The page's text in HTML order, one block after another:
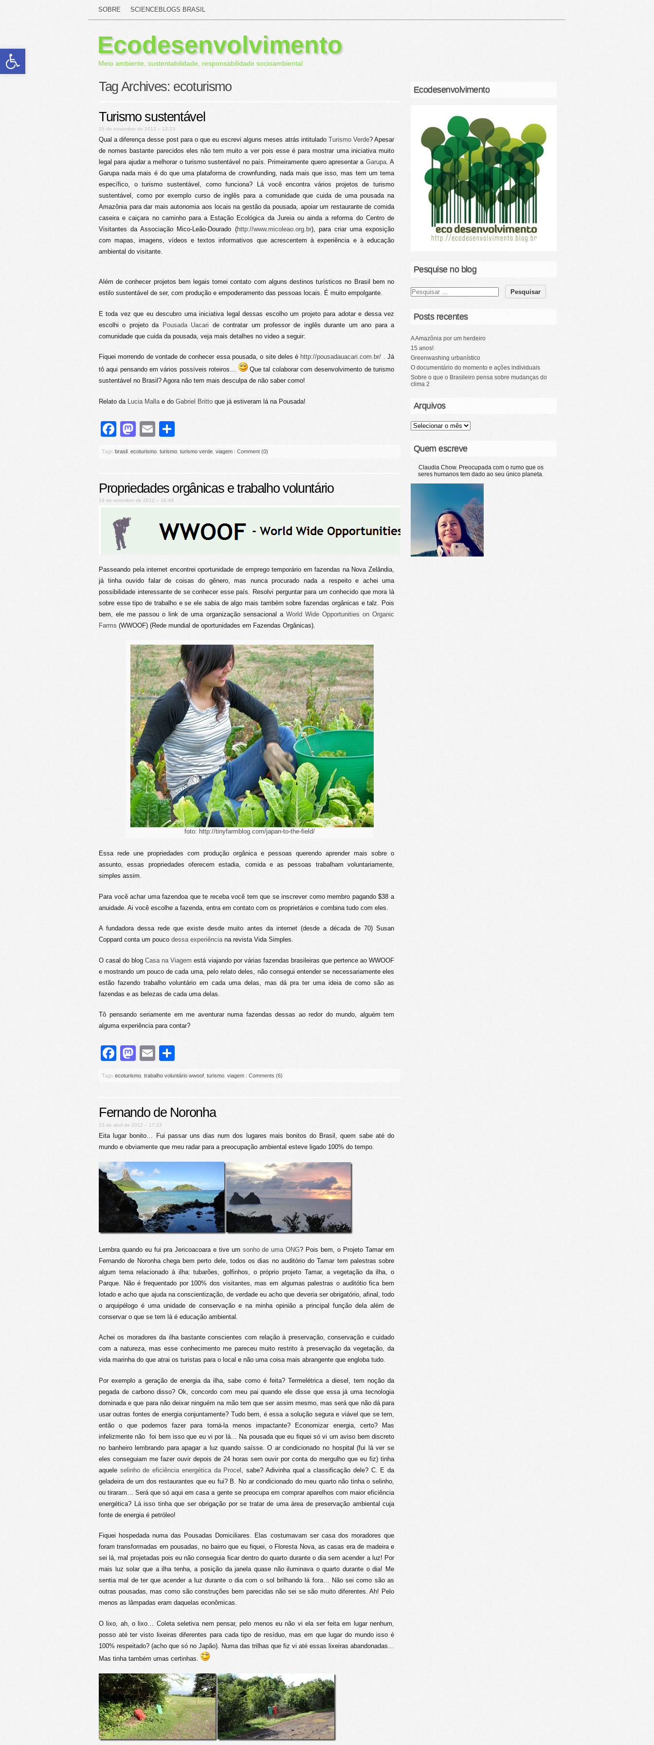
Abrir a barra de ferramentas
SOBRE SCIENCEBLOGS BRASIL
Ecodesenvolvimento
Meio ambiente, sustentabilidade, responsabilidade socioambiental
Tag Archives: ecoturismo
Turismo sustentável
25 de novembro de 2013 – 12:23
Qual a diferença desse post para o que eu escrevi alguns meses atrás intitulado Turismo Verde? Apesar
de nomes bastante parecidos eles não tem muito a ver pois esse é para mostrar uma iniciativa muito
legal para ajudar a melhorar o turismo sustentável no país. Primeiramente quero apresentar a Garupa. A
Garupa nada mais é do que uma plataforma de crownfunding, nada mais que isso, mas tem um tema
específico, o turismo sustentável, como funciona? Lá você encontra vários projetos de turismo
sustentável, como por exemplo curso de inglês para a comunidade que cuida de uma pousada na
Amazônia para dar mais autonomia aos locais na gestão da pousada, apoiar um restaurante de comida
caseira e caiçara no caminho para a Estação Ecológica da Jureia ou ainda a reforma do Centro de
Visitantes da Associação Mico-Leão-Dourado (http://www.micoleao.org.br), para criar uma exposição
com mapas, imagens, vídeos e textos informativos que acrescentem à experiência e à educação
ambiental do visitante.
Além de conhecer projetos bem legais tomei contato com alguns destinos turísticos no Brasil bem no
estilo sustentável de ser, com produção e empoderamento das pessoas locais. É muito empolgante.
E toda vez que eu descubro uma iniciativa legal dessas escolho um projeto para adotar e dessa vez
escolhi o projeto da Pousada Uacari de contratar um professor de inglês durante um ano para a
comunidade que cuida da pousada, veja mais detalhes no video a seguir:
Fiquei morrendo de vontade de conhecer essa pousada, o site deles é http://pousadauacari.com.br/ . Já
tô aqui pensando em vários possíveis roteiros…
Que tal colaborar com desenvolvimento de turismo
sustentável no Brasil? Agora não tem mais desculpa de não saber como!
Relato da Lucia Malla e do Gabriel Britto que já estiveram lá na Pousada!
Facebook
Mastodon
Email
Tags brasil ecoturismo turismo turismo verde viagem | Comment (0)
Propriedades orgânicas e trabalho voluntário
19 de setembro de 2012 – 16:49
Passeando pela internet encontrei oportunidade de emprego temporário em fazendas na Nova Zelândia,
já tinha ouvido falar de coisas do gênero, mas nunca procurado nada a respeito e achei uma
possibilidade interessante de se conhecer esse país. Resolvi perguntar para um conhecido que mora lá
sobre esse tipo de trabalho e se ele sabia de algo mais também sobre fazendas orgânicas e talz. Pois
bem, ele me passou o link de uma organização sensacional a World Wide Opportunities on Organic
Farms (WWOOF) (Rede mundial de oportunidades em Fazendas Orgânicas).
foto: http://tinyfarmblog.com/japan-to-the-field/
Essa rede une propriedades com produção orgânica e pessoas querendo aprender mais sobre o
assunto, essas propriedades oferecem estadia, comida e as pessoas trabalham voluntariamente,
simples assim.
Para você achar uma fazendoa que te receba você tem que se inscrever como membro pagando $38 a
anuidade. Ai você escolhe a fazenda, entra em contato com os proprietários e combina tudo com eles.
A fundadora dessa rede que existe desde muito antes da internet (desde a década de 70) Susan
Coppard conta um pouco dessa experiênciana revista Vida Simples.
O casal do blogCasa na Viagem está viajando por várias fazendas brasileiras que pertence ao WWOOF
e mostrando um pouco de cada uma, pelo relato deles, não consegui entender se necessariamente eles
estão fazendo trabalho voluntário em cada uma delas, mas dá pra ter uma ideia de como são as
fazendas e as belezas de cada uma delas.
Tô pensando seriamente em me aventurar numa fazendas dessas ao redor do mundo, alguém tem
alguma experiência para contar?
Facebook
Mastodon
Email
Tags ecoturismo trabalho voluntário wwoof turismo viagem | Comments (6)
Fernando de Noronha
23 de abril de 2012 – 17:23
Eita lugar bonito… Fui passar uns dias num dos lugares mais bonitos do Brasil, quem sabe até do
mundo e obviamente que meu radar para a preocupação ambiental esteve ligado 100% do tempo.
Lembra quando eu fui pra Jericoacoara e tive um sonho de uma ONG? Pois bem, o Projeto Tamar em
Fernando de Noronha chega bem perto dele, todos os dias no auditório do Tamar tem palestras sobre
algum tema relacionado à ilha: tubarões, golfinhos, o próprio projeto Tamar, a vegetação da ilha, o
Parque. Não é frequentado por 100% dos visitantes, mas em algumas palestras o auditótio fica bem
lotado e acho que ajuda na conscientização, de verdade eu acho que deveria ser obrigatório, afinal, todo
o arquipélogo é uma unidade de conservação e na minha opinião a principal função dela além de
conservar o que se tem lá é educação ambiental.
Achei os moradores da ilha bastante conscientes com relação à preservação, conservação e cuidado
com a natureza, mas esse conhecimento me pareceu muito restrito à preservação da vegetação, da
vida marinha do que atrai os turistas para o local e não uma coisa mais abrangente que engloba tudo.
Por exemplo a geração de energia da ilha, sabe como é feita? Termelétrica a diesel, tem noção da
pegada de carbono disso? Ok, concordo com meu pai quando ele disse que essa já uma tecnologia
dominada e que para não deixar ninguém na mão tem que ser assim mesmo, mas será que não dá para
usar outras fontes de energia conjuntamente? Tudo bem, é essa a solução segura e viável que se tem,
então o que podemos fazer para torná-la menos impactante? Economizar energia, certo? Mas
infelizmente não foi bem isso que eu vi por lá… Na pousada que eu fiquei só vi um aviso bem discreto
no banheiro lembrando para apagar a luz quando saísse. O ar condicionado no hospital (fui lá ver se
eles conseguiam me fazer ouvir depois de 24 horas sem ouvir por conta do mergulho que eu fiz) tinha
aquele selinho de eficiência energética da Procel , sabe? Adivinha qual a classificação dele? C. E da
geladeira de um dos restaurantes que eu fui? B. No ar condicionado do meu quarto não tinha o selinho,
ou tiraram… Será que só aqui em casa a gente se preocupa em comprar aparelhos com maior eficiência
energética? Lá isso tinha que ser obrigação por se tratar de uma área de preservação ambiental cuja
fonte de energia é petróleo!
Fiquei hospedada numa das Pousadas Domiciliares. Elas costumavam ser casa dos moradores que
foram transformadas em pousadas, no bairro que eu fiquei, o Floresta Nova, as casas era de madeira e
sei lá, mal projetadas pois eu não conseguia ficar dentro do quarto durante o dia sem acender a luz! Por
mais luz solar que a ilha tenha, a posição da janela quase não iluminava o quarto durante o dia! Me
sentia mal de ter que acender a luz durante o dia com o sol brilhando lá fora… Não sei como são as
outras pousadas, mas como são construções bem parecidas não sei se são muito diferentes. Ah! Pelo
menos as lâmpadas eram daquelas econômicas.
O lixo, ah, o lixo… Coleta seletiva nem pensar, pelo menos eu não vi ela ser feita em lugar nenhum,
posso até ter visto lixeiras diferentes para cada tipo de resíduo, mas em que lugar do mundo isso é
100% respeitado? (acho que só no Japão). Numa das trilhas que fiz vi até essas lixeiras abandonadas…
Mas tinha também umas certinhas.
Ecodesenvolvimento
Pesquise no blog
Posts recentes
A Amazônia por um herdeiro
15 anos!
Greenwashing urbanístico
O documentário do momento e ações individuais
Sobre o que o Brasileiro pensa sobre mudanças do
clima 2
Arquivos
Quem escreve
Claudia Chow. Preocupada com o rumo que os
seres humanos tem dado ao seu único planeta.